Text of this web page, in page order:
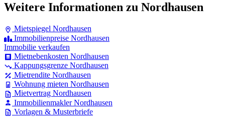
Weitere Informationen zu Nordhausen
Mietspiegel Nordhausen
Immobilienpreise Nordhausen
Immobilie verkaufen
Mietnebenkosten Nordhausen
Kappungsgrenze Nordhausen
Mietrendite Nordhausen
Wohnung mieten Nordhausen
Mietvertrag Nordhausen
Immobilienmakler Nordhausen
Vorlagen & Musterbriefe